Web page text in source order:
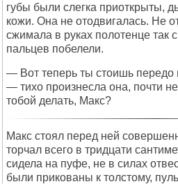
губы были слегка приоткрыты,
кожи. Она не отодвигалась. Не
сжимала в руках полотенце так
пальцев побелели.
— Вот теперь ты стоишь
— тихо произнесла она, почти
тобой делать, Макс?
Макс стоял перед ней
торчал всего в тридцати
сидела на пуфе, не в силах
были прикованы к толстому,